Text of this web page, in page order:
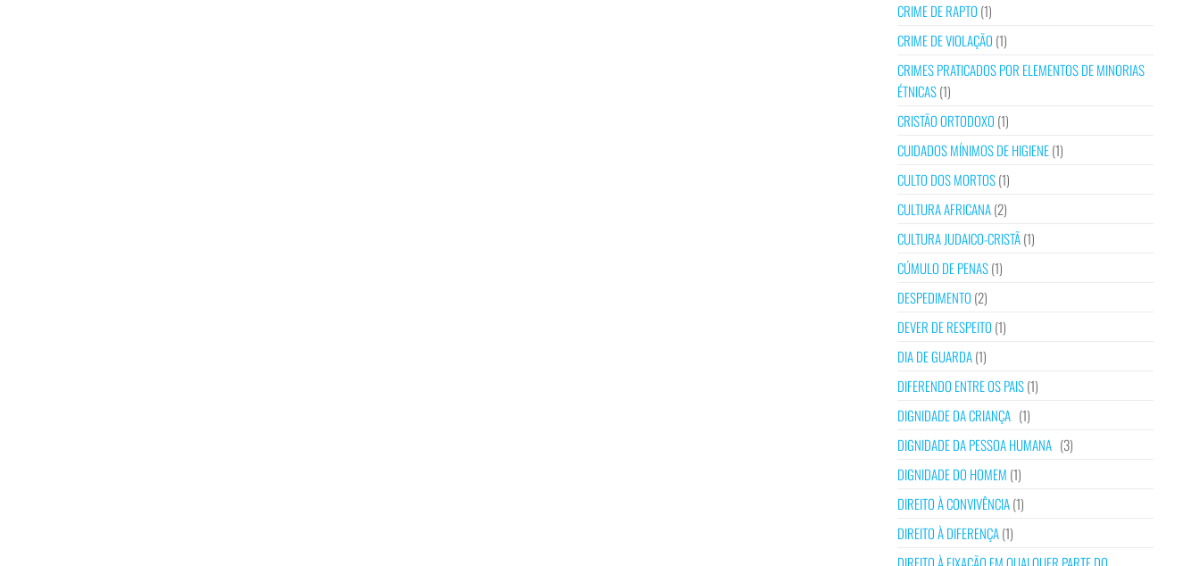
CRIME DE RAPTO (1)
CRIME DE VIOLAÇÃO (1)
CRIMES PRATICADOS POR ELEMENTOS DE MINORIAS
ÉTNICAS(1)
CRISTÃO ORTODOXO (1)
CUIDADOS MÍNIMOS DE HIGIENE(1)
CULTO DOS MORTOS(1)
CULTURA AFRICANA(2)
CULTURA JUDAICO-CRISTÃ(1)
CÚMULO DE PENAS(1)
DESPEDIMENTO (2)
DEVER DE RESPEITO (1)
DIA DE GUARDA(1)
DIFERENDO ENTRE OS PAIS(1)
DIGNIDADE DA CRIANÇA (1)
DIGNIDADE DA PESSOA HUMANA (3)
DIGNIDADE DO HOMEM (1)
DIREITO À CONVIVÊNCIA(1)
DIREITO À DIFERENÇA(1)